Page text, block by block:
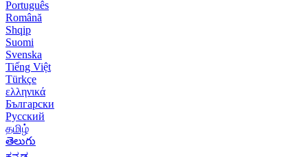
Português
Română
Shqip
Suomi
Svenska
Tiếng Việt
Türkçe
ελληνικά
Български
Русский
தமிழ்
తెలుగు